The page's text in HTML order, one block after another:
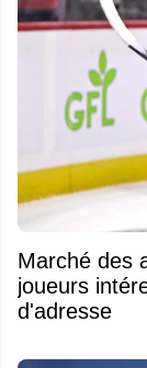
Marché des
joueurs
d'adresse